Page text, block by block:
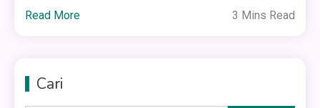
Read More 3 Mins Read
Cari